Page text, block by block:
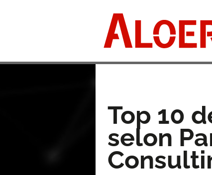
Top 10
selon